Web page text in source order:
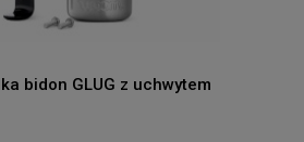
bidon GLUG z uchwytem